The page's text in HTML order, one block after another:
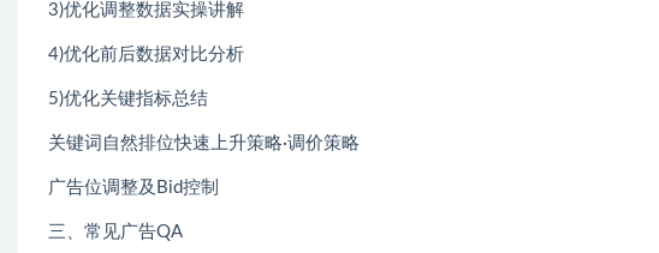
3)优化调整数据实操讲解
4)优化前后数据对比分析
5)优化关键指标总结
关键词自然排位快速上升策略·调价策略
广告位调整及Bid控制
三、常见广告QA